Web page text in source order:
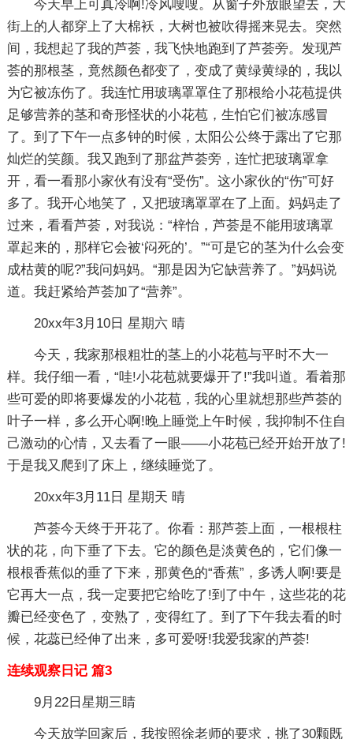
今天早上可真冷啊!冷风嗖嗖。从窗子外放眼望去，大
街上的人都穿上了大棉袄，大树也被吹得摇来晃去。突然
间，我想起了我的芦荟，我飞快地跑到了芦荟旁。发现芦
荟的那根茎，竟然颜色都变了，变成了黄绿黄绿的，我以
为它被冻伤了。我连忙用玻璃罩罩住了那根给小花苞提供
足够营养的茎和奇形怪状的小花苞，生怕它们被冻感冒
了。到了下午一点多钟的时候，太阳公公终于露出了它那
灿烂的笑颜。我又跑到了那盆芦荟旁，连忙把玻璃罩拿
开，看一看那小家伙有没有“受伤”。这小家伙的“伤”可好
多了。我开心地笑了，又把玻璃罩罩在了上面。妈妈走了
过来，看看芦荟，对我说：“梓怡，芦荟是不能用玻璃罩
罩起来的，那样它会被‘闷死的’。”“可是它的茎为什么会变
成枯黄的呢?”我问妈妈。“那是因为它缺营养了。”妈妈说
道。我赶紧给芦荟加了“营养”。
20xx年3月10日 星期六 晴
今天，我家那根粗壮的茎上的小花苞与平时不大一
样。我仔细一看，“哇!小花苞就要爆开了!”我叫道。看着那
些可爱的即将要爆发的小花苞，我的心里就想那些芦荟的
叶子一样，多么开心啊!晚上睡觉上午时候，我抑制不住自
己激动的心情，又去看了一眼——小花苞已经开始开放了!
于是我又爬到了床上，继续睡觉了。
20xx年3月11日 星期天 晴
芦荟今天终于开花了。你看：那芦荟上面，一根根柱
状的花，向下垂了下去。它的颜色是淡黄色的，它们像一
根根香蕉似的垂了下来，那黄色的“香蕉”，多诱人啊!要是
它再大一点，我一定要把它给吃了!到了中午，这些花的花
瓣已经变色了，变熟了，变得红了。到了下午我去看的时
候，花蕊已经伸了出来，多可爱呀!我爱我家的芦荟!
连续观察日记 篇3
9月22日星期三睛
今天放学回家后，我按照徐老师的要求，挑了30颗既